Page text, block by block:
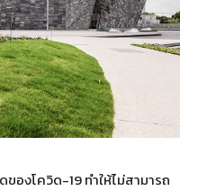
องโควิด-19 ทำให้ไม่สามารถ